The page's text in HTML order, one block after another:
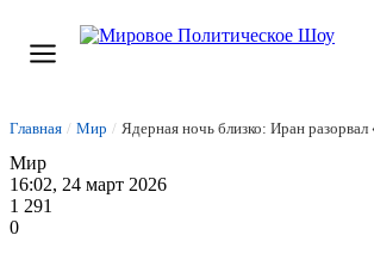
Главная / Мир / Ядерная ночь близко: Иран
Мир
16:02, 24 март 2026
1 291
0